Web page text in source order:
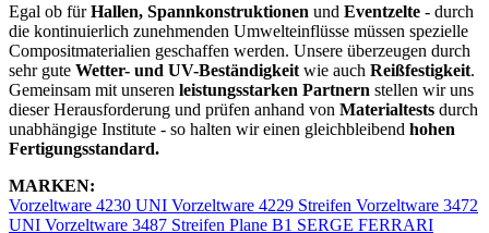
Egal ob fürHallen, Spannkonstruktionen und Eventzelte - durch
die kontinuierlich zunehmenden Umwelteinflüsse müssen spezielle
Compositmaterialien geschaffen werden. Unsere überzeugen durch
sehr gute Wetter- und UV-Beständigkeit wie auch Reißfestigkeit.
Gemeinsam mit unseren leistungsstarken Partnern stellen wir uns
dieser Herausforderung und prüfen anhand von Materialtests durch
unabhängige Institute - so halten wir einen gleichbleibend hohen
Fertigungsstandard.
MARKEN:
Vorzeltware 4230 UNI Vorzeltware 4229 Streifen Vorzeltware 3472
UNI Vorzeltware 3487 Streifen Plane B1 SERGE FERRARI